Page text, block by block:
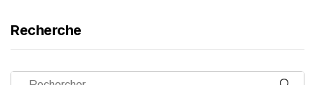
Recherche